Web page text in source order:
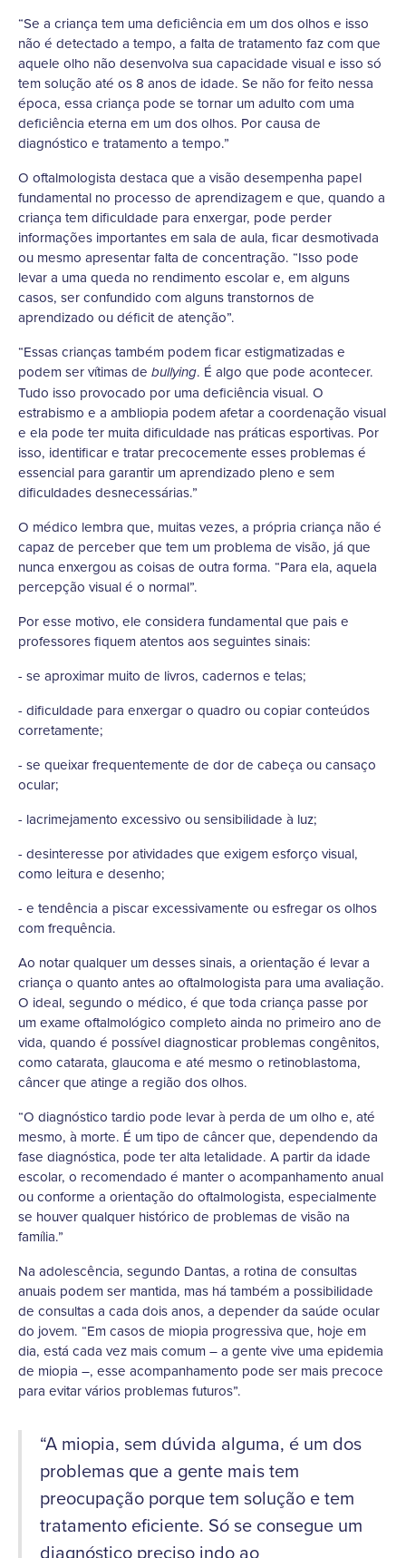
“Se a criança tem uma deficiência em um dos olhos e isso
não é detectado a tempo, a falta de tratamento faz com que
aquele olho não desenvolva sua capacidade visual e isso só
tem solução até os 8 anos de idade. Se não for feito nessa
época, essa criança pode se tornar um adulto com uma
deficiência eterna em um dos olhos. Por causa de
diagnóstico e tratamento a tempo.”
O oftalmologista destaca que a visão desempenha papel
fundamental no processo de aprendizagem e que, quando a
criança tem dificuldade para enxergar, pode perder
informações importantes em sala de aula, ficar desmotivada
ou mesmo apresentar falta de concentração. “Isso pode
levar a uma queda no rendimento escolar e, em alguns
casos, ser confundido com alguns transtornos de
aprendizado ou déficit de atenção”.
“Essas crianças também podem ficar estigmatizadas e
podem ser vítimas de bullying. É algo que pode acontecer.
Tudo isso provocado por uma deficiência visual. O
estrabismo e a ambliopia podem afetar a coordenação visual
e ela pode ter muita dificuldade nas práticas esportivas. Por
isso, identificar e tratar precocemente esses problemas é
essencial para garantir um aprendizado pleno e sem
dificuldades desnecessárias.”
O médico lembra que, muitas vezes, a própria criança não é
capaz de perceber que tem um problema de visão, já que
nunca enxergou as coisas de outra forma. “Para ela, aquela
percepção visual é o normal”.
Por esse motivo, ele considera fundamental que pais e
professores fiquem atentos aos seguintes sinais:
- se aproximar muito de livros, cadernos e telas;
- dificuldade para enxergar o quadro ou copiar conteúdos
corretamente;
- se queixar frequentemente de dor de cabeça ou cansaço
ocular;
- lacrimejamento excessivo ou sensibilidade à luz;
- desinteresse por atividades que exigem esforço visual,
como leitura e desenho;
- e tendência a piscar excessivamente ou esfregar os olhos
com frequência.
Ao notar qualquer um desses sinais, a orientação é levar a
criança o quanto antes ao oftalmologista para uma avaliação.
O ideal, segundo o médico, é que toda criança passe por
um exame oftalmológico completo ainda no primeiro ano de
vida, quando é possível diagnosticar problemas congênitos,
como catarata, glaucoma e até mesmo o retinoblastoma,
câncer que atinge a região dos olhos.
“O diagnóstico tardio pode levar à perda de um olho e, até
mesmo, à morte. É um tipo de câncer que, dependendo da
fase diagnóstica, pode ter alta letalidade. A partir da idade
escolar, o recomendado é manter o acompanhamento anual
ou conforme a orientação do oftalmologista, especialmente
se houver qualquer histórico de problemas de visão na
família.”
Na adolescência, segundo Dantas, a rotina de consultas
anuais podem ser mantida, mas há também a possibilidade
de consultas a cada dois anos, a depender da saúde ocular
do jovem. “Em casos de miopia progressiva que, hoje em
dia, está cada vez mais comum – a gente vive uma epidemia
de miopia –, esse acompanhamento pode ser mais precoce
para evitar vários problemas futuros”.
“A miopia, sem dúvida alguma, é um dos
problemas que a gente mais tem
preocupação porque tem solução e tem
tratamento eficiente. Só se consegue um
diagnóstico preciso indo ao